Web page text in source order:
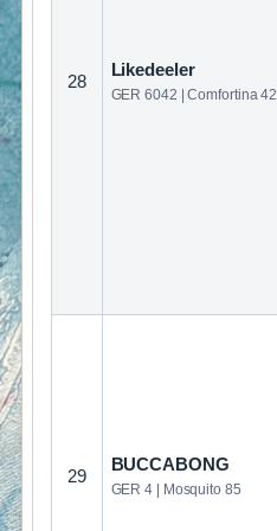
28
Likedeeler
GER 6042 | Comfortina 42
29
BUCCABONG
GER 4 | Mosquito 85